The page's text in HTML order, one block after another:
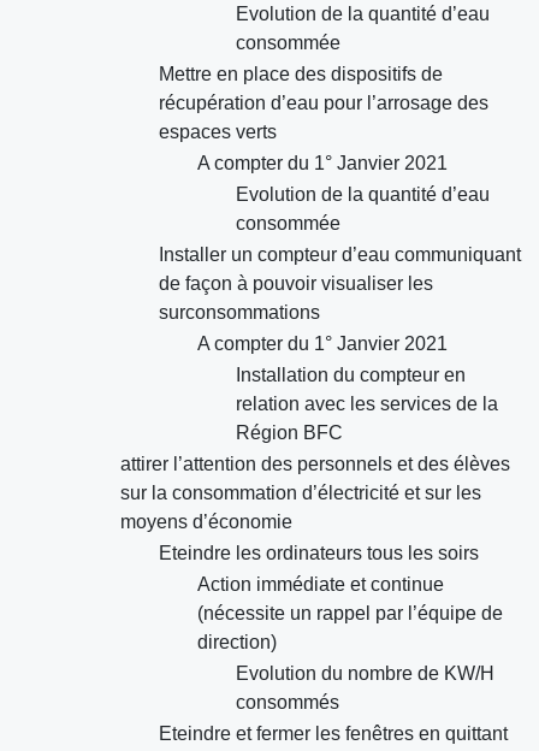
Evolution de la quantité d’eau
consommée
Mettre en place des dispositifs de
récupération d’eau pour l’arrosage des
espaces verts
A compter du 1° Janvier 2021
Evolution de la quantité d’eau
consommée
Installer un compteur d’eau communiquant
de façon à pouvoir visualiser les
surconsommations
A compter du 1° Janvier 2021
Installation du compteur en
relation avec les services de la
Région BFC
attirer l’attention des personnels et des élèves
sur la consommation d’électricité et sur les
moyens d’économie
Eteindre les ordinateurs tous les soirs
Action immédiate et continue
(nécessite un rappel par l’équipe de
direction)
Evolution du nombre de KW/H
consommés
Eteindre et fermer les fenêtres en quittant